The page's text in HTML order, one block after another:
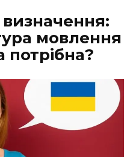
мовлення
потрібна?